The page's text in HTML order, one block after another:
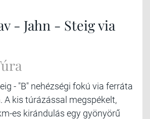
- Jahn - Steig via
- "B" nehézségi fokú via ferráta
A kis túrázással megspékelt,
es kirándulás egy gyönyörű